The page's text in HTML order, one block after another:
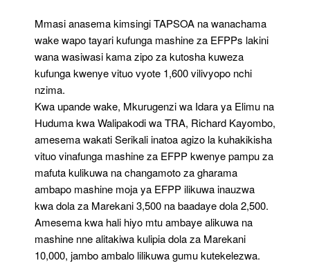
Mmasi anasema kimsingi TAPSOA na wanachama
wake wapo tayari kufunga mashine za EFPPs lakini
wana wasiwasi kama zipo za kutosha kuweza
kufunga kwenye vituo vyote 1,600 vilivyopo nchi
nzima.
Kwa upande wake, Mkurugenzi wa Idara ya Elimu na
Huduma kwa Walipakodi wa TRA, Richard Kayombo,
amesema wakati Serikali inatoa agizo la kuhakikisha
vituo vinafunga mashine za EFPP kwenye pampu za
mafuta kulikuwa na changamoto za gharama
ambapo mashine moja ya EFPP ilikuwa inauzwa
kwa dola za Marekani 3,500 na baadaye dola 2,500.
Amesema kwa hali hiyo mtu ambaye alikuwa na
mashine nne alitakiwa kulipia dola za Marekani
10,000, jambo ambalo lilikuwa gumu kutekelezwa.